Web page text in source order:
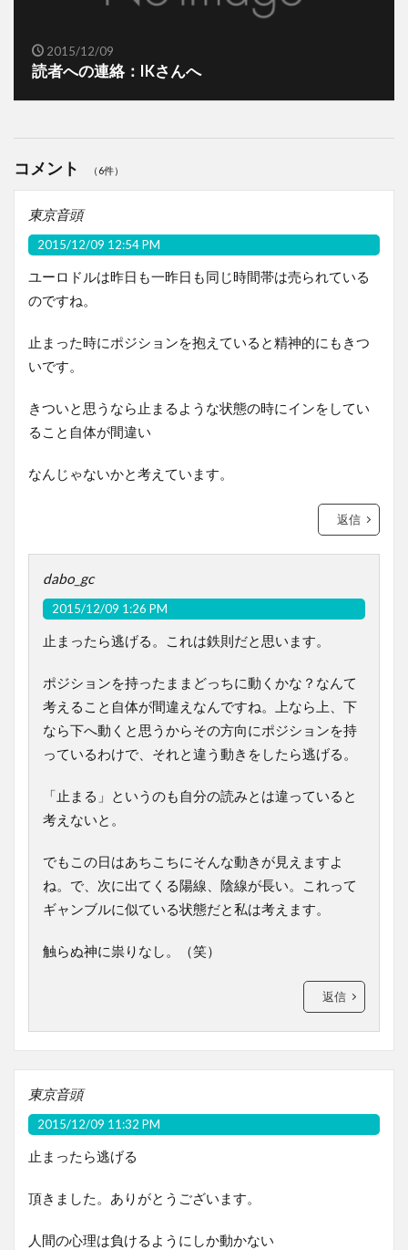
2015/12/09
読者への連絡：IKさんへ
コメント （6件）
東京音頭
2015/12/09 12:54 PM
ユーロドルは昨日も一昨日も同じ時間帯は売られている
のですね。
止まった時にポジションを抱えていると精神的にもきつ
いです。
きついと思うなら止まるような状態の時にインをしてい
ること自体が間違い
なんじゃないかと考えています。
返信
dabo_gc
2015/12/09 1:26 PM
止まったら逃げる。これは鉄則だと思います。
ポジションを持ったままどっちに動くかな？なんて
考えること自体が間違えなんですね。上なら上、下
なら下へ動くと思うからその方向にポジションを持
っているわけで、それと違う動きをしたら逃げる。
「止まる」というのも自分の読みとは違っていると
考えないと。
でもこの日はあちこちにそんな動きが見えますよ
ね。で、次に出てくる陽線、陰線が長い。これって
ギャンブルに似ている状態だと私は考えます。
触らぬ神に祟りなし。（笑）
返信
東京音頭
2015/12/09 11:32 PM
止まったら逃げる
頂きました。ありがとうございます。
人間の心理は負けるようにしか動かない